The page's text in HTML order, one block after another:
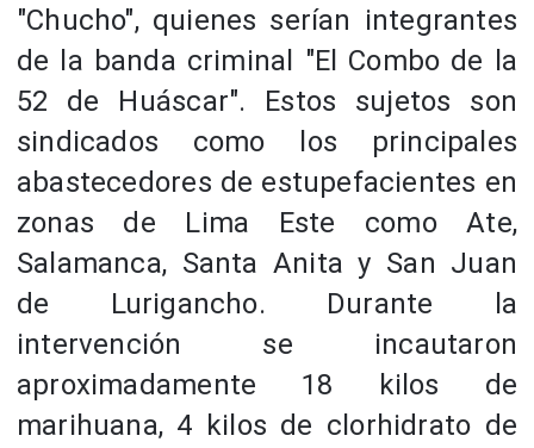
"Chucho", quienes serían integrantes
de la banda criminal "El Combo de la
52 de Huáscar". Estos sujetos son
sindicados como los principales
abastecedores de estupefacientes en
zonas de Lima Este como Ate,
Salamanca, Santa Anita y San Juan
de Lurigancho. Durante la
intervención se incautaron
aproximadamente 18 kilos de
marihuana, 4 kilos de clorhidrato de